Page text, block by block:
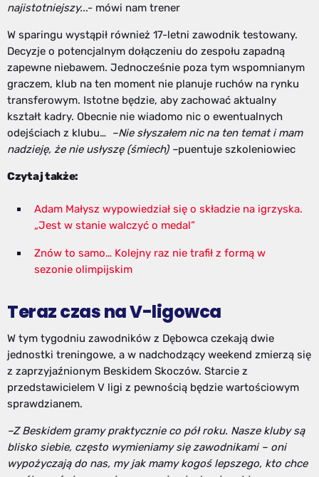
najistotniejszy...- mówi nam trener
W sparingu wystąpił również 17-letni zawodnik testowany.
Decyzje o potencjalnym dołączeniu do zespołu zapadną
zapewne niebawem. Jednocześnie poza tym wspomnianym
graczem, klub na ten moment nie planuje ruchów na rynku
transferowym. Istotne będzie, aby zachować aktualny
kształt kadry. Obecnie nie wiadomo nic o ewentualnych
odejściach z klubu… –Nie słyszałem nic na ten temat i mam
nadzieję, że nie usłyszę (śmiech) –puentuje szkoleniowiec
Czytaj także:
Adam Małysz wypowiedział się o składzie na igrzyska.
„Jest w stanie walczyć o medal”
Znów to samo… Kolejny raz nie trafił z formą w
sezonie olimpijskim
Teraz czas na V-ligowca
W tym tygodniu zawodników z Dębowca czekają dwie
jednostki treningowe, a w nadchodzący weekend zmierzą się
z zaprzyjaźnionym Beskidem Skoczów. Starcie z
przedstawicielem V ligi z pewnością będzie wartościowym
sprawdzianem.
–Z Beskidem gramy praktycznie co pół roku. Nasze kluby są
blisko siebie, często wymieniamy się zawodnikami – oni
wypożyczają do nas, my jak mamy kogoś lepszego, kto chce